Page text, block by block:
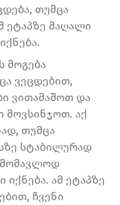
თუმცა
ეტაპზე მაღალი
მოგება
ვეცდებით,
ვითამაშოთ და
მოვსინჯოთ. აქ
თუმცა
სტაბილურად
ამ ეტაპზე
ჩვენი